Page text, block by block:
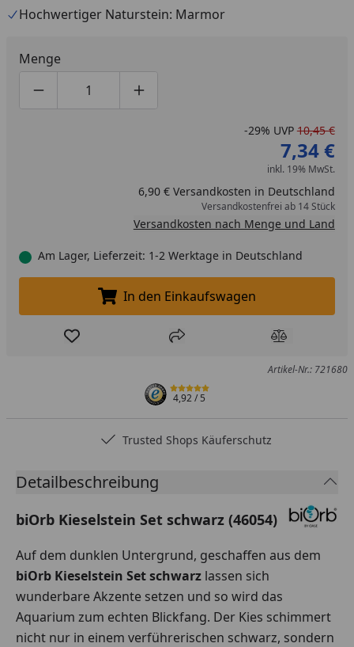
Hochwertiger Naturstein: Marmor
Menge
Produktmenge um eins verringern
Produktmenge manuell eingeben
Produktmenge um eins erhöhen
-29% UVP 10,45 €
7,34 €
inkl. 19% MwSt.
6,90 € Versandkosten in Deutschland
Versandkostenfrei ab 14 Stück
Versandkosten nach Menge und Land
Am Lager, Lieferzeit: 1-2 Werktage in Deutschland
In den Einkaufswagen legen
In den Einkaufswagen
Produkt zur Wunschliste hinzufügen
Teilen Produkt
Artikel-Nr.: 721680
4,92/ 5
Trusted Shops Käuferschutz
Detailbeschreibung
biOrb Kieselstein Set schwarz (46054)
Auf dem dunklen Untergrund, geschaffen aus dem
biOrb Kieselstein Set schwarz lassen sich
wunderbare Akzente setzen und so wird das
Aquarium zum echten Blickfang. Der Kies schimmert
nicht nur in einem verführerischen schwarz, sondern